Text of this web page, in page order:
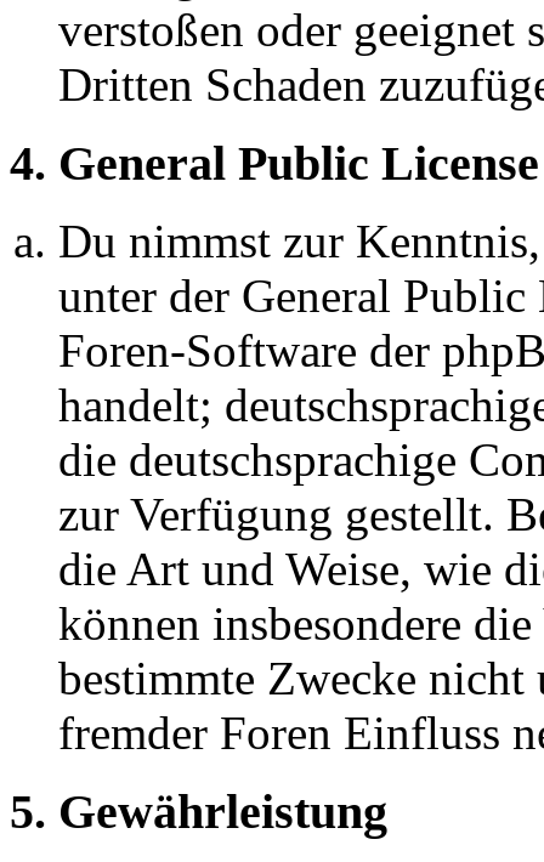
verstoßen oder geeignet
Dritten Schaden
4. General Public License
Du nimmst zur
unter der General
Foren-Software der
handelt;
die deutschsprachige
zur Verfügung gestellt.
die Art und Weise, wie
können insbesondere
bestimmte Zwecke nicht
fremder Foren Einfluss
5. Gewährleistung